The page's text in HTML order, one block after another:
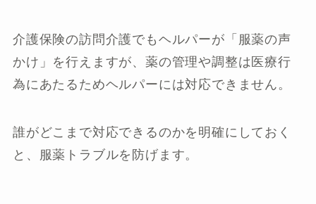
介護保険の訪問介護でもヘルパーが「服薬の声
かけ」を行えますが、薬の管理や調整は医療行
為にあたるためヘルパーには対応できません。
誰がどこまで対応できるのかを明確にしておく
と、服薬トラブルを防げます。